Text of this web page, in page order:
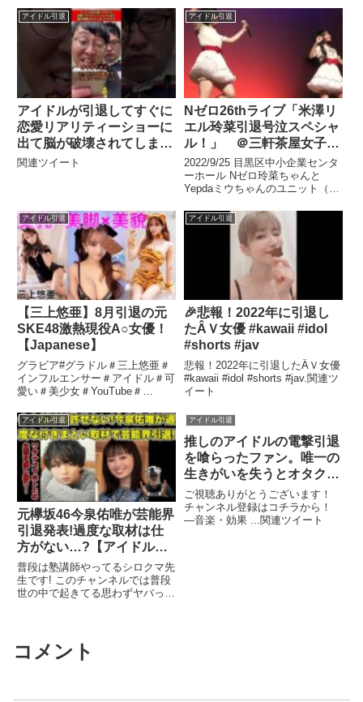
関連ツイート
アイドル引退
アイドルが引退してすぐに
恋愛リアリティーショーに
出て脳が破壊されてしまっ
たオタク【なかっさんと田
関連ツイート
アイドル引退
Nゼロ26thライブ「米澤リ
エル玲菜引退号泣スペシャ
ル！」 ＠三軒茶屋女子高
校アイドル部
2022/9/25 目黒区中小企業センタ
ーホール Nゼロ玲菜ちゃんと
Yepdaミウちゃんのユニット（最
...関連ツイート
アイドル引退
【三上悠亜】8月引退の元
SKE48激熱現役A○女優！
【Japanese】
グラビア#グラドル＃三上悠亜＃
インフルエンサー＃アイドル＃可
愛い＃美少女＃YouTube＃
さん ...関連ツイート
アイドル引退
🎉悲報！2022年に引退し
たÂＶ女優 #kawaii #idol
#shorts #jav
悲報！2022年に引退したÂＶ女優
#kawaii #idol #shorts #jav.関連ツ
イート
アイドル引退
元欅坂46今泉佑唯が芸能界
引退発表!過度な取材は仕
方がない…?【アイドル・
YouTuber・ワタナベマホ
ト・パパラッチ・週刊誌・
記者・現在・家族・離婚・
普段は塾講師やってるシロクマ先
生です! このチャンネルでは普段
世の中で起きてる思わずヤバっと
アイドル引退
推しのアイドルの電撃引退
を喰らったファン。唯一の
生きがいを失うとオタクは
どうなる？【漫画動画】
ご視聴ありがとうございます！
チャンネル登録はコチラから！
―音楽・効果 ...関連ツイート
コメント